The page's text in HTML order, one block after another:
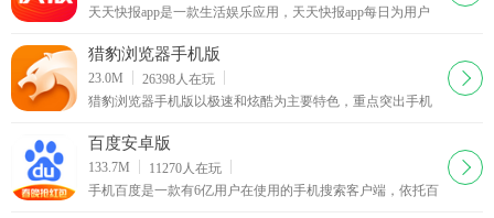
天天快报app是一款生活娱乐应用，天天快报app每日为用户
论，有不少内涵的神吐糟回复，还能在在图片中加入贴图与
猎豹浏览器手机版
23.0M 26398人在玩
猎豹浏览器手机版以极速和炫酷为主要特色，重点突出手机
音。猎豹浏览器手机版更省流量、更安全、更智能
下载
百度安卓版
133.7M 11270人在玩
手机百度是一款有6亿用户在使用的手机搜索客户端，依托百
下载